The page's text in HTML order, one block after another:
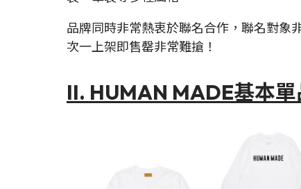
品牌同時非常熱衷於聯名合作，聯名對象
次一上架即售罄非常難搶！
II. HUMAN MADE基本